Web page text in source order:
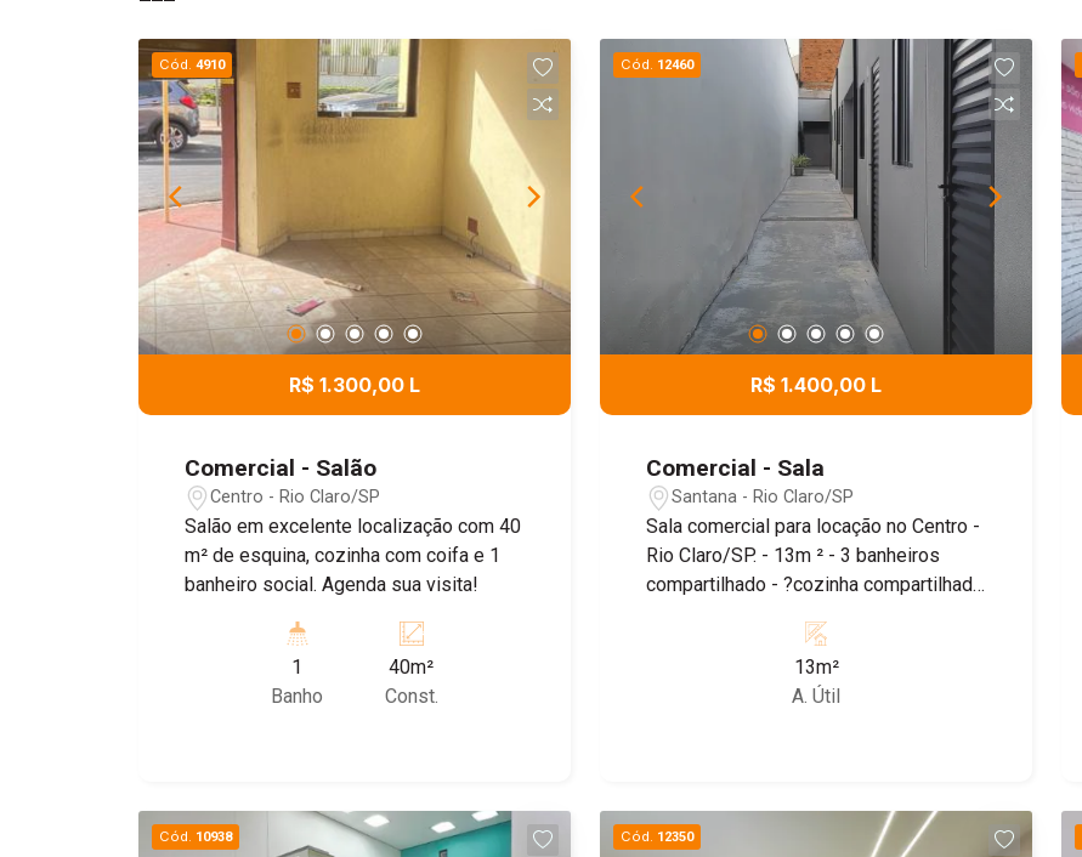
Cód. 4910
R$ 1.300,00 L
Comercial - Salão
Centro - Rio Claro/SP
Salão em excelente localização com 40
m² de esquina, cozinha com coifa e 1
banheiro social. Agenda sua visita!
1
Banho
40m²
Const.
Cód. 12460
R$ 1.400,00 L
Comercial - Sala
Santana - Rio Claro/SP
Sala comercial para locação no Centro -
Rio Claro/SP. - 13m ² - 3 banheiros
compartilhado - ?cozinha compartilhada
motos compartilhado o ideal para os
da Avenida Visconde de Rio Claro,
locais.
13m²
A. Útil
Cód. 10938 Cód. 12350